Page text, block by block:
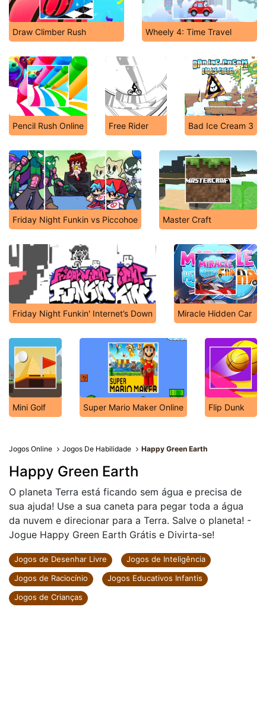
Draw Climber Rush Wheely 4: Time Travel
Pencil Rush Online Free Rider Bad Ice Cream 3
Friday Night Funkin vs Piccohoe Master Craft
Friday Night Funkin' Internet’s Down Miracle Hidden Car
Mini Golf Super Mario Maker Online Flip Dunk
Jogos Online Jogos De Habilidade Happy Green Earth
Happy Green Earth
O planeta Terra está ficando sem água e precisa de
sua ajuda! Use a sua caneta para pegar toda a água
da nuvem e direcionar para a Terra. Salve o planeta! -
Jogue Happy Green Earth Grátis e Divirta-se!
Jogos de Desenhar Livre
Jogos de Inteligência
Jogos de Raciocínio
Jogos Educativos Infantis
Jogos de Crianças